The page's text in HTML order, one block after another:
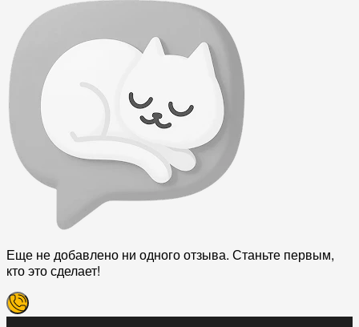
Еще не добавлено ни одного отзыва. Станьте первым,
кто это сделает!